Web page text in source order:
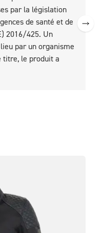
par la législation
de santé et de
2016/425. Un
par un organisme
titre, le produit a